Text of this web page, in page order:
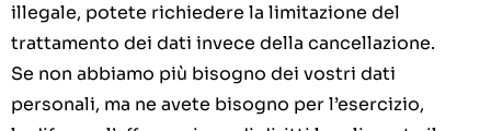
illegale, potete richiedere la limitazione del
trattamento dei dati invece della cancellazione.
Se non abbiamo più bisogno dei vostri dati
personali, ma ne avete bisogno per l’esercizio,